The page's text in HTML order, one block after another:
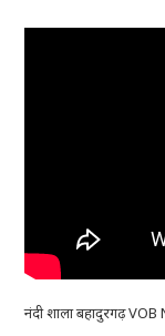
नंदी शाला बहादुरगढ़